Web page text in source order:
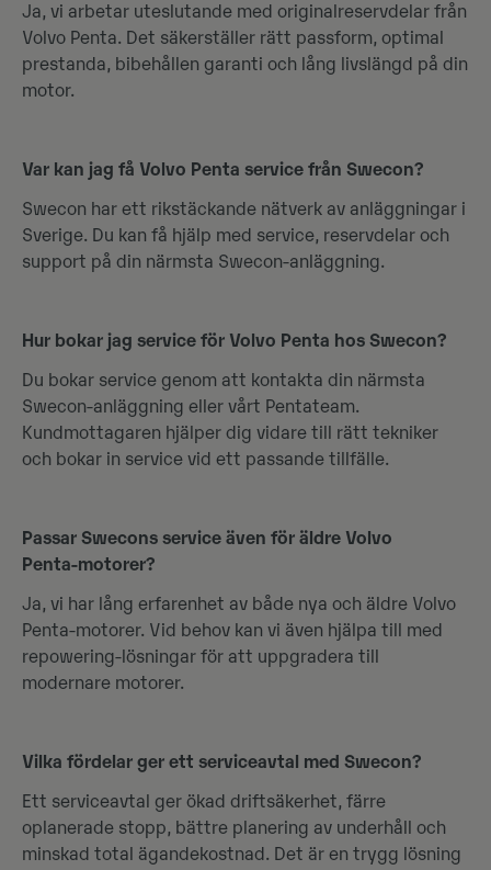
Ja, vi arbetar uteslutande med originalreservdelar från
Volvo Penta. Det säkerställer rätt passform, optimal
prestanda, bibehållen garanti och lång livslängd på din
motor.
Var kan jag få Volvo Penta service från Swecon?
Swecon har ett rikstäckande nätverk av anläggningar i
Sverige. Du kan få hjälp med service, reservdelar och
support på din närmsta Swecon‑anläggning.
Hur bokar jag service för Volvo Penta hos Swecon?
Du bokar service genom att kontakta din närmsta
Swecon‑anläggning eller vårt Pentateam.
Kundmottagaren hjälper dig vidare till rätt tekniker
och bokar in service vid ett passande tillfälle.
Passar Swecons service även för äldre Volvo
Penta‑motorer?
Ja, vi har lång erfarenhet av både nya och äldre Volvo
Penta‑motorer. Vid behov kan vi även hjälpa till med
repowering‑lösningar för att uppgradera till
modernare motorer.
Vilka fördelar ger ett serviceavtal med Swecon?
Ett serviceavtal ger ökad driftsäkerhet, färre
oplanerade stopp, bättre planering av underhåll och
minskad total ägandekostnad. Det är en trygg lösning